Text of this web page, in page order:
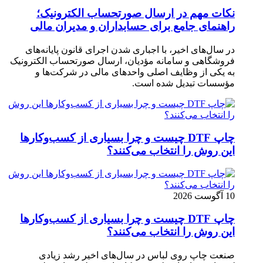
نکات مهم در ارسال صورتحساب الکترونیک؛
راهنمای جامع برای حسابداران و مدیران مالی
در سال‌های اخیر، با اجباری شدن اجرای قانون پایانه‌های
فروشگاهی و سامانه مؤدیان، ارسال صورتحساب الکترونیک
به یکی از وظایف اصلی واحدهای مالی در شرکت‌ها و
مؤسسات تبدیل شده است.
چاپ DTF چیست و چرا بسیاری از کسب‌وکارها
این روش را انتخاب می‌کنند؟
10 آگوست 2026
چاپ DTF چیست و چرا بسیاری از کسب‌وکارها
این روش را انتخاب می‌کنند؟
صنعت چاپ روی لباس در سال‌های اخیر رشد زیادی